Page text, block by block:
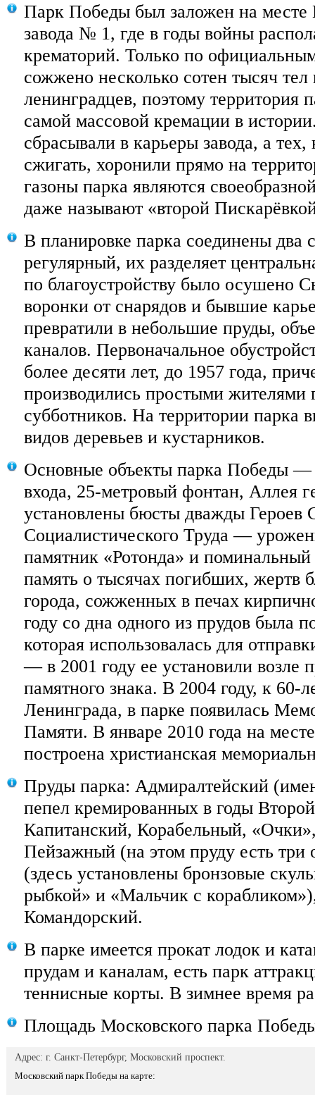
Парк Победы был заложен на месте
завода № 1, где в годы войны
крематорий. Только по
сожжено несколько сотен тысяч
ленинградцев, поэтому территория
самой массовой кремации в
сбрасывали в карьеры завода, а тех,
сжигать, хоронили прямо на
газоны парка являются
даже называют «второй
В планировке парка соединены
регулярный, их разделяет
по благоустройству было осушено
воронки от снарядов и бывшие
превратили в небольшие пруды,
каналов. Первоначальное
более десяти лет, до 1957 года,
производились простыми жителями
субботников. На территории парка
видов деревьев и кустарников.
Основные объекты парка Победы —
входа, 25-метровый фонтан, Аллея
установлены бюсты дважды Героев
Социалистического Труда —
памятник «Ротонда» и поминальный
память о тысячах погибших, жертв
города, сожженных в печах
году со дна одного из прудов была
которая использовалась для
— в 2001 году ее установили возле
памятного знака. В 2004 году, к 60-
Ленинграда, в парке появилась
Памяти. В январе 2010 года на
построена христианская
Пруды парка: Адмиралтейский
пепел кремированных в годы
Капитанский, Корабельный,
Пейзажный (на этом пруду есть
(здесь установлены бронзовые
рыбкой» и «Мальчик с
Командорский.
В парке имеется прокат лодок и
прудам и каналам, есть парк
теннисные корты. В зимнее время
Площадь Московского парка
Адрес: г. Санкт-Петербург, Московский проспект.
Московский парк Победы на карте: